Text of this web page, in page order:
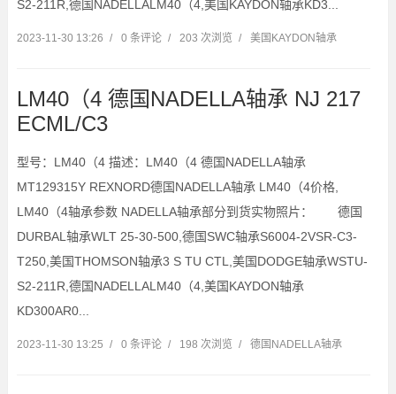
S2-211R,德国NADELLALM40（4,美国KAYDON轴承KD3...
2023-11-30 13:26 / 0 条评论 / 203 次浏览 / 美国KAYDON轴承
LM40（4 德国NADELLA轴承 NJ 217
ECML/C3
型号：LM40（4 描述：LM40（4 德国NADELLA轴承
MT129315Y REXNORD德国NADELLA轴承 LM40（4价格,
LM40（4轴承参数 NADELLA轴承部分到货实物照片： 德国
DURBAL轴承WLT 25-30-500,德国SWC轴承S6004-2VSR-C3-
T250,美国THOMSON轴承3 S TU CTL,美国DODGE轴承WSTU-
S2-211R,德国NADELLALM40（4,美国KAYDON轴承
KD300AR0...
2023-11-30 13:25 / 0 条评论 / 198 次浏览 / 德国NADELLA轴承